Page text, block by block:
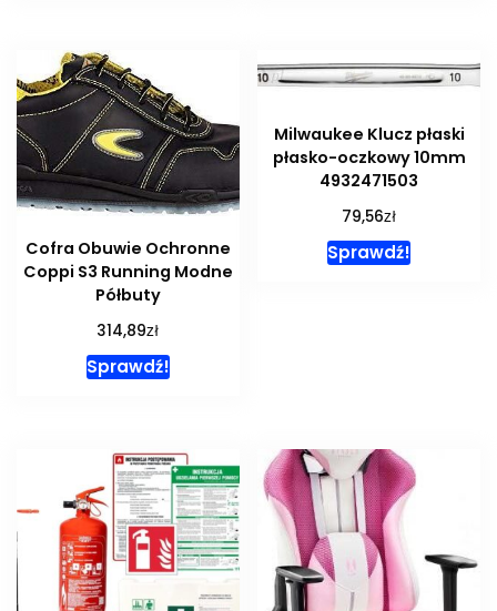
Cofra Obuwie Ochronne
Coppi S3 Running Modne
Półbuty
314,89zł
Sprawdź!
Milwaukee Klucz płaski
płasko-oczkowy 10mm
4932471503
79,56zł
Sprawdź!